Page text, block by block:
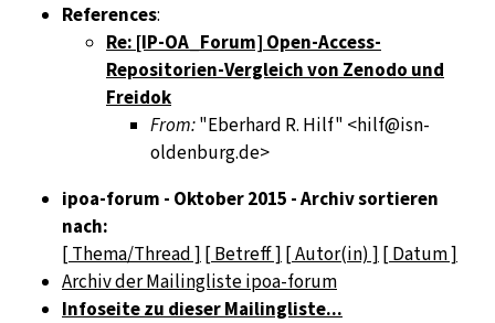
References:
Re: [IP-OA_Forum] Open-Access-
Repositorien-Vergleich von Zenodo und
Freidok
From:"Eberhard R. Hilf" <hilf@isn-
oldenburg.de>
ipoa-forum - Oktober 2015 - Archiv sortieren
nach:
[ Thema/Thread ] [ Betreff ] [ Autor(in) ] [ Datum ]
Archiv der Mailingliste ipoa-forum
Infoseite zu dieser Mailingliste...